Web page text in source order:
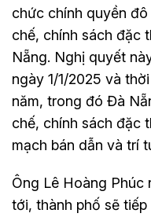
chức chính quyền
chế, chính sách đặc
Nẵng. Nghị quyết
ngày 1/1/2025 và
năm, trong đó Đà
chế, chính sách đặc
mạch bán dẫn và trí
Ông Lê Hoàng Phúc
tới, thành phố sẽ